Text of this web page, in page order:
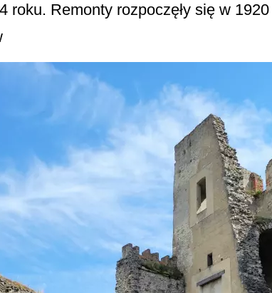
roku. Remonty rozpoczęły się w